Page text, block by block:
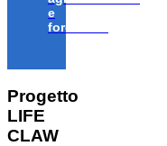
e
forestale”
Progetto
LIFE
CLAW